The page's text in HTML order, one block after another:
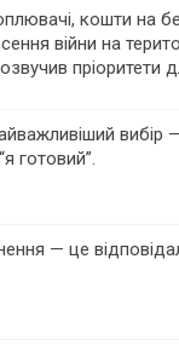
кошти на
війни на
пріоритети
вибір
готовий”.
— це